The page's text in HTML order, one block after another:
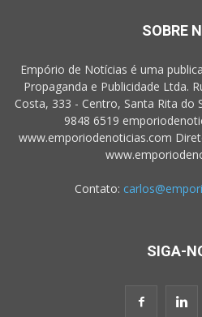
SOBRE
Empório de Notícias é uma
Propaganda e Publicidade Ltda.
Costa, 333 - Centro, Santa Rita do
9848 6519
www.emporiodenoticias.com
Contato:
SIGA-